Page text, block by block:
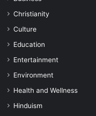
Christianity
Culture
Education
Entertainment
Environment
Health and Wellness
Hinduism